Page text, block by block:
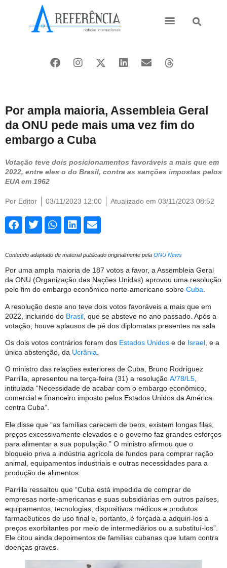
Por ampla maioria, Assembleia Geral
da ONU pede mais uma vez fim do
embargo a Cuba
Votação teve dois posicionamentos favoráveis a mais que em
2022, entre eles o do Brasil, contra as sanções impostas pelos
EUA em 1962
Por Editor 03/11/2023 12:00 Atualizado em 03/11/2023 08:52
Conteúdo adaptado de material publicado originalmente pela ONU News
Por uma ampla maioria de 187 votos a favor, a Assembleia Geral
da ONU (Organização das Nações Unidas) aprovou uma resolução
pelo fim do embargo econômico norte-americano sobre Cuba.
A resolução deste ano teve dois votos favoráveis a mais que em
2022, incluindo do Brasil , que se absteve no ano passado. Após a
votação, houve aplausos de pé dos diplomatas presentes na sala
Os dois votos contrários foram dos Estados Unidos e de Israel , e a
única abstenção, da Ucrânia
O ministro das relações exteriores de Cuba, Bruno Rodríguez
Parrilla, apresentou na terça-feira (31) a resolução A/78/L5,
intitulada “Necessidade de acabar com o embargo econômico,
comercial e financeiro imposto pelos Estados Unidos da América
contra Cuba”.
Ele disse que “as famílias carecem de bens, existem longas filas,
preços excessivamente elevados e o governo faz grandes esforços
para alimentar a sua população.” O ministro afirmou que o
bloqueio priva a indústria agrícola de fundos para comprar ração
animal, equipamentos industriais e outras necessidades para a
produção de alimentos.
Parrilla ressaltou que “Cuba está impedida de comprar de
empresas norte-americanas e suas subsidiárias em outros países,
equipamentos, tecnologias, dispositivos médicos e produtos
farmacêuticos de uso final e, portanto, é forçada a adquiri-los a
preços exorbitantes por meio de intermediários ou a substituí-los”.
Ele citou ainda depoimentos de famílias cubanas que lutam contra
doenças graves.